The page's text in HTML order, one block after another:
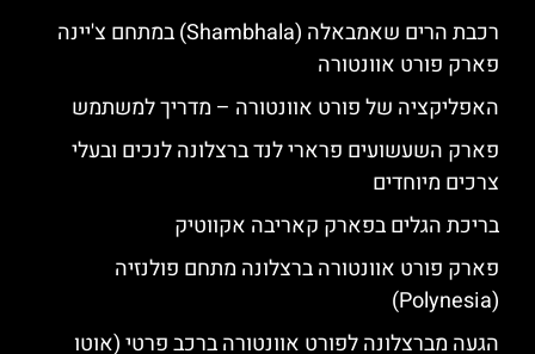
רכבת הרים שאמבאלה (Shambhala) במתחם צ'יינה
פארק פורט אוונטורה
האפליקציה של פורט אוונטורה – מדריך למשתמש
פארק השעשועים פרארי לנד ברצלונה לנכים ובעלי
צרכים מיוחדים
בריכת הגלים בפארק קאריבה אקווטיק
פארק פורט אוונטורה ברצלונה מתחם פולנזיה
(Polynesia)
הגעה מברצלונה לפורט אוונטורה ברכב פרטי (אוטו